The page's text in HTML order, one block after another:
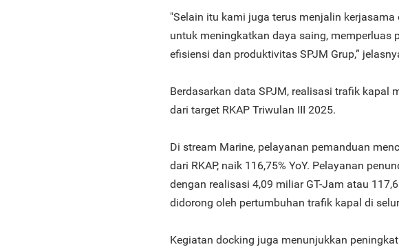
"Selain itu kami juga terus menjalin
untuk meningkatkan daya saing, memperluas
efisiensi dan produktivitas SPJM Grup,”
Berdasarkan data SPJM, realisasi trafik kapal
dari target RKAP Triwulan III 2025.
Di stream Marine, pelayanan pemanduan
dari RKAP, naik 116,75% YoY. Pelayanan
dengan realisasi 4,09 miliar GT-Jam atau
didorong oleh pertumbuhan trafik kapal di
Kegiatan docking juga menunjukkan